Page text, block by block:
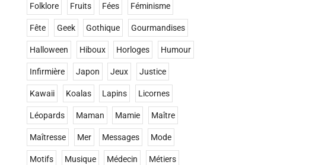
Folklore Fruits Fées Féminisme
Fête Geek Gothique Gourmandises
Halloween Hiboux Horloges Humour
Infirmière Japon Jeux Justice
Kawaii Koalas Lapins Licornes
Léopards Maman Mamie Maître
Maîtresse Mer Messages Mode
Motifs Musique Médecin Métiers